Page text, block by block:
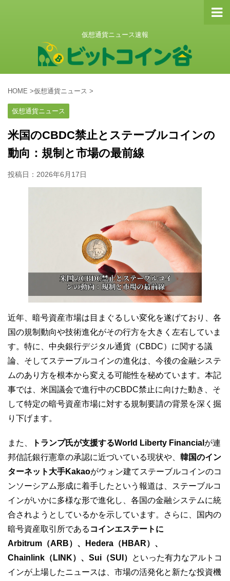
仮想通貨ニュース速報
HOME >仮想通貨ニュース >
仮想通貨ニュース
米国のCBDC禁止とステーブルコインの
動向：規制と市場の最前線
投稿日： 2026年6月17日
近年、暗号資産市場は目まぐるしい変化を遂げており、各
国の規制動向や技術進化がその行方を大きく左右していま
す。特に、中央銀行デジタル通貨（CBDC）に関する議
論、そしてステーブルコインの進化は、今後の金融システ
ムのあり方を根本から変える可能性を秘めています。本記
事では、米国議会で進行中のCBDC禁止に向けた動き、そ
して特定の暗号資産市場に対する規制要請の背景を深く掘
り下げます。
また、 トランプ氏が支援するWorld Liberty Financial が連
邦信託銀行憲章の承認に近づいている現状や、 韓国のイン
ターネット大手Kakaoがウォン建てステーブルコインのコ
ンソーシアム形成に着手したという報道は、ステーブルコ
インがいかに多様な形で進化し、各国の金融システムに統
合されようとしているかを示しています。さらに、国内の
暗号資産取引所である コインエステートに
Arbitrum（ARB）、Hedera（HBAR）、
Chainlink（LINK）、Sui（SUI）
といった有力なアルトコ
インが上場したニュースは、市場の活発化と新たな投資機